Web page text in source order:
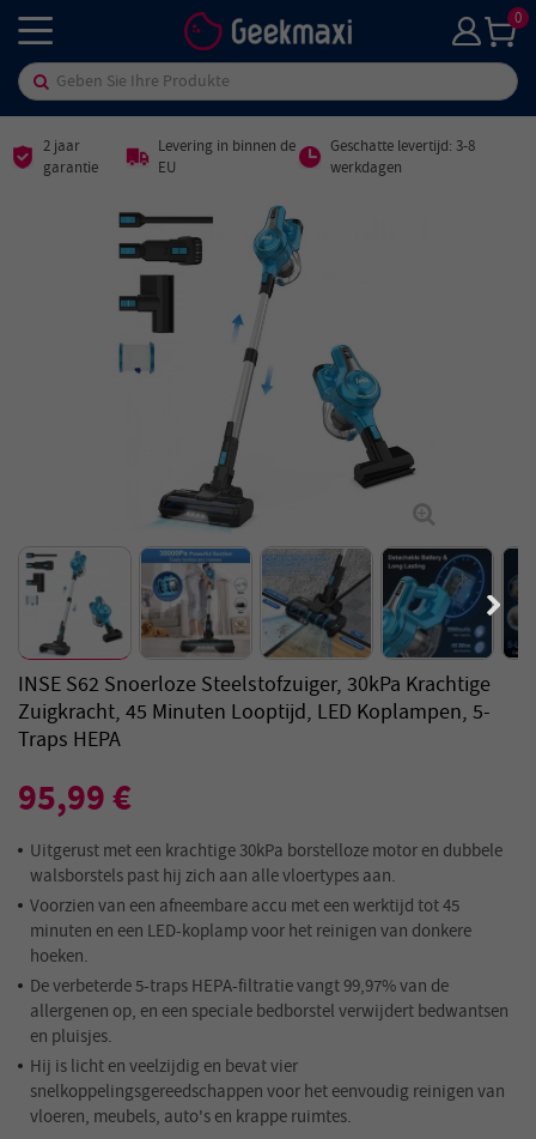
0
2 jaar
garantie
Levering in binnen de
EU
Geschatte levertijd: 3-8
werkdagen
INSE S62 Snoerloze Steelstofzuiger, 30kPa Krachtige
Zuigkracht, 45 Minuten Looptijd, LED Koplampen, 5-
Traps HEPA
95,99 €
Uitgerust met een krachtige 30kPa borstelloze motor en dubbele
walsborstels past hij zich aan alle vloertypes aan.
Voorzien van een afneembare accu met een werktijd tot 45
minuten en een LED-koplamp voor het reinigen van donkere
hoeken.
De verbeterde 5-traps HEPA-filtratie vangt 99,97% van de
allergenen op, en een speciale bedborstel verwijdert bedwantsen
en pluisjes.
Hij is licht en veelzijdig en bevat vier
snelkoppelingsgereedschappen voor het eenvoudig reinigen van
vloeren, meubels, auto's en krappe ruimtes.